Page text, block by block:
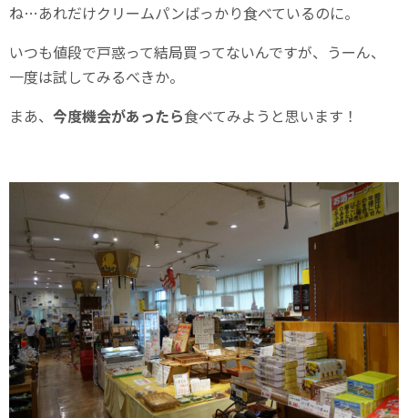
ね…あれだけクリームパンばっかり食べているのに。
いつも値段で戸惑って結局買ってないんですが、うーん、
一度は試してみるべきか。
まあ、 今度機会があったら食べてみようと思います！